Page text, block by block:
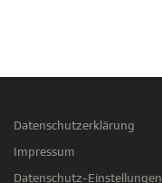
Datenschutzerklärung
Impressum
Datenschutz-Einstellungen